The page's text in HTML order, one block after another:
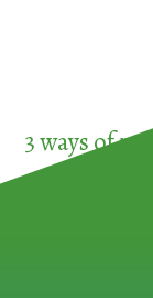
3 ways of